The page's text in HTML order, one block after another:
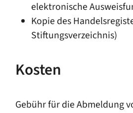
elektronische
Kopie des
Stiftungsverzeichnis)
Kosten
Gebühr für die Abmeldung